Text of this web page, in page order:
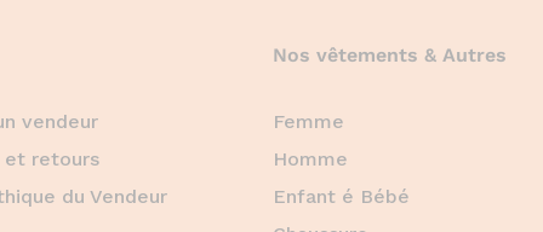
vendeur
et retours
du Vendeur
Nos vêtements & Autres
Femme
Homme
Enfant é Bébé